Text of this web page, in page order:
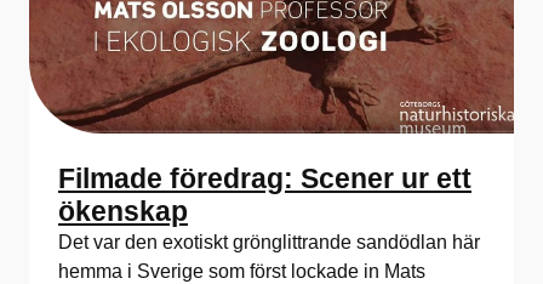
Filmade föredrag: Scener ur ett
ökenskap
Det var den exotiskt grönglittrande sandödlan här
hemma i Sverige som först lockade in Mats